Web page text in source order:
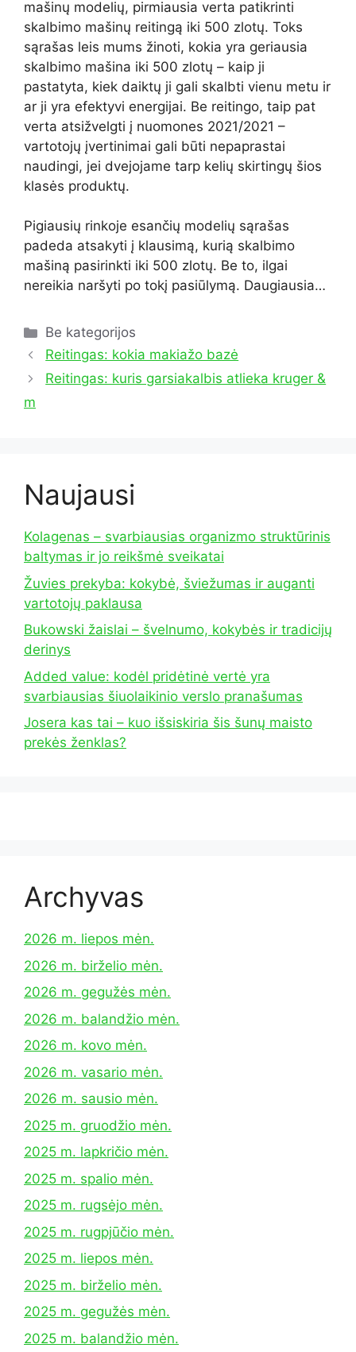
mašinų modelių, pirmiausia verta patikrinti
skalbimo mašinų reitingą iki 500 zlotų. Toks
sąrašas leis mums žinoti, kokia yra geriausia
skalbimo mašina iki 500 zlotų – kaip ji
pastatyta, kiek daiktų ji gali skalbti vienu metu ir
ar ji yra efektyvi energijai. Be reitingo, taip pat
verta atsižvelgti į nuomones 2021/2021 –
vartotojų įvertinimai gali būti nepaprastai
naudingi, jei dvejojame tarp kelių skirtingų šios
klasės produktų.
Pigiausių rinkoje esančių modelių sąrašas
padeda atsakyti į klausimą, kurią skalbimo
mašiną pasirinkti iki 500 zlotų. Be to, ilgai
nereikia naršyti po tokį pasiūlymą. Daugiausia…
Kategorijos
Be kategorijos
Reitingas: kokia makiažo bazė
Reitingas: kuris garsiakalbis atlieka kruger &
m
Naujausi
Kolagenas – svarbiausias organizmo struktūrinis
baltymas ir jo reikšmė sveikatai
Žuvies prekyba: kokybė, šviežumas ir auganti
vartotojų paklausa
Bukowski žaislai – švelnumo, kokybės ir tradicijų
derinys
Added value: kodėl pridėtinė vertė yra
svarbiausias šiuolaikinio verslo pranašumas
Josera kas tai – kuo išsiskiria šis šunų maisto
prekės ženklas?
Archyvas
2026 m. liepos mėn.
2026 m. birželio mėn.
2026 m. gegužės mėn.
2026 m. balandžio mėn.
2026 m. kovo mėn.
2026 m. vasario mėn.
2026 m. sausio mėn.
2025 m. gruodžio mėn.
2025 m. lapkričio mėn.
2025 m. spalio mėn.
2025 m. rugsėjo mėn.
2025 m. rugpjūčio mėn.
2025 m. liepos mėn.
2025 m. birželio mėn.
2025 m. gegužės mėn.
2025 m. balandžio mėn.